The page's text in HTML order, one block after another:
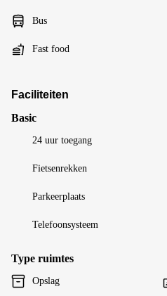
Bus
Fast food
Faciliteiten
Basic
24 uur toegang
Fietsenrekken
Parkeerplaats
Telefoonsysteem
Type ruimtes
Opslag